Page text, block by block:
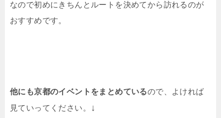
なので初めにきちんとルートを決めてから訪れるのが
おすすめです。
他にも京都のイベントをまとめているので、よければ
見ていってください。
↓